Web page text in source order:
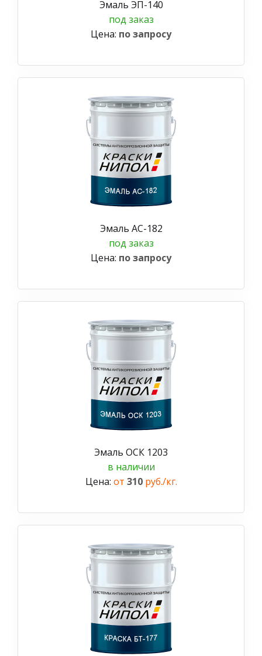
Эмаль ЭП-140
под заказ
Цена: по запросу
Эмаль АС-182
под заказ
Цена: по запросу
Эмаль ОСК 1203
в наличии
Цена: от 310руб./кг.